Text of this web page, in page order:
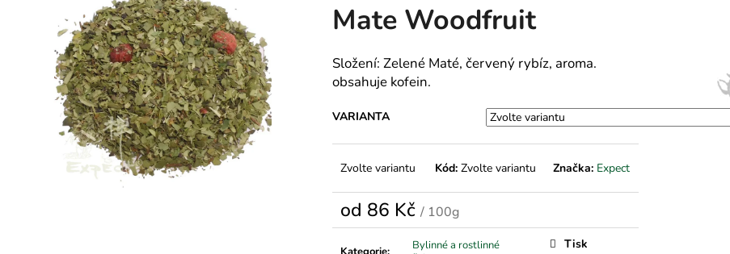
produktu
je
z
5
hvězdiček.
Mate Woodfruit
Složení: Zelené Maté, červený rybíz, aroma.
obsahuje kofein.
VARIANTA
Zvolte variantu Kód: Zvolte variantu Značka: Expect
od 86 Kč / 100g
Měrná
Bylinné a rostlinné
Tisk
HLEDAT
Doporučujeme